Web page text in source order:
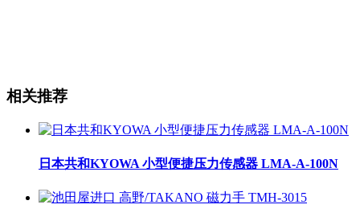
相关推荐
日本共和KYOWA 小型便捷压力传感器 LMA-A-100N